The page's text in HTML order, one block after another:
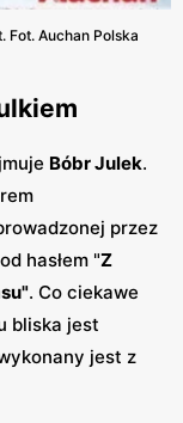
Fot. Auchan Polska
Bóbr Julek.
przez
hasłem "Z
. Co ciekawe
bliska jest
jest z